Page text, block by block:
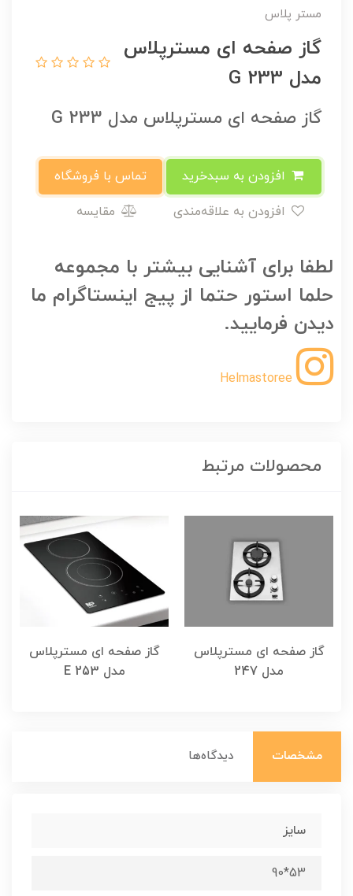
مستر پلاس
گاز صفحه ای مسترپلاس
مدل G 233
گاز صفحه ای مسترپلاس مدل G 233
تماس با فروشگاه
مقایسه
لطفا برای آشنایی بیشتر با مجموعه
حلما استور حتما از پیج اینستاگرام ما
دیدن فرمایید.
Helmastoree
محصولات مرتبط
گاز صفحه ای مسترپلاس
مدل 247
گاز صفحه ای مسترپلاس
مدل E 253
مشخصات دیدگاه‌ها
سایز
53*90